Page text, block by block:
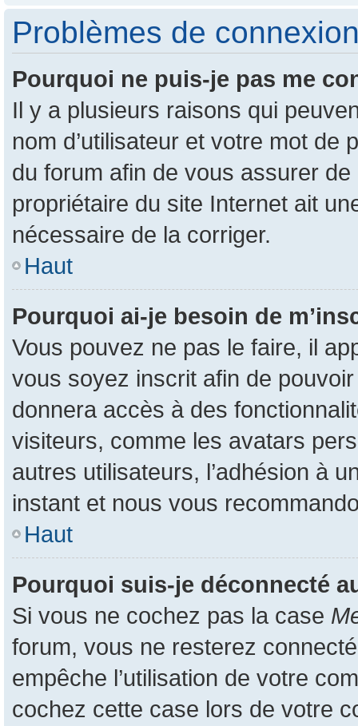
Problèmes de
Pourquoi ne puis-je pas me
Il y a plusieurs raisons qui
nom d’utilisateur et votre mot de
du forum afin de vous assurer
propriétaire du site Internet ait
nécessaire de la corriger.
Haut
Pourquoi ai-je besoin de
Vous pouvez ne pas le faire, il
vous soyez inscrit afin de
donnera accès à des
visiteurs, comme les avatars
autres utilisateurs, l’adhésion à
instant et nous vous
Haut
Pourquoi suis-je déconnecté
Si vous ne cochez pas la case
forum, vous ne resterez
empêche l’utilisation de votre
cochez cette case lors de votre